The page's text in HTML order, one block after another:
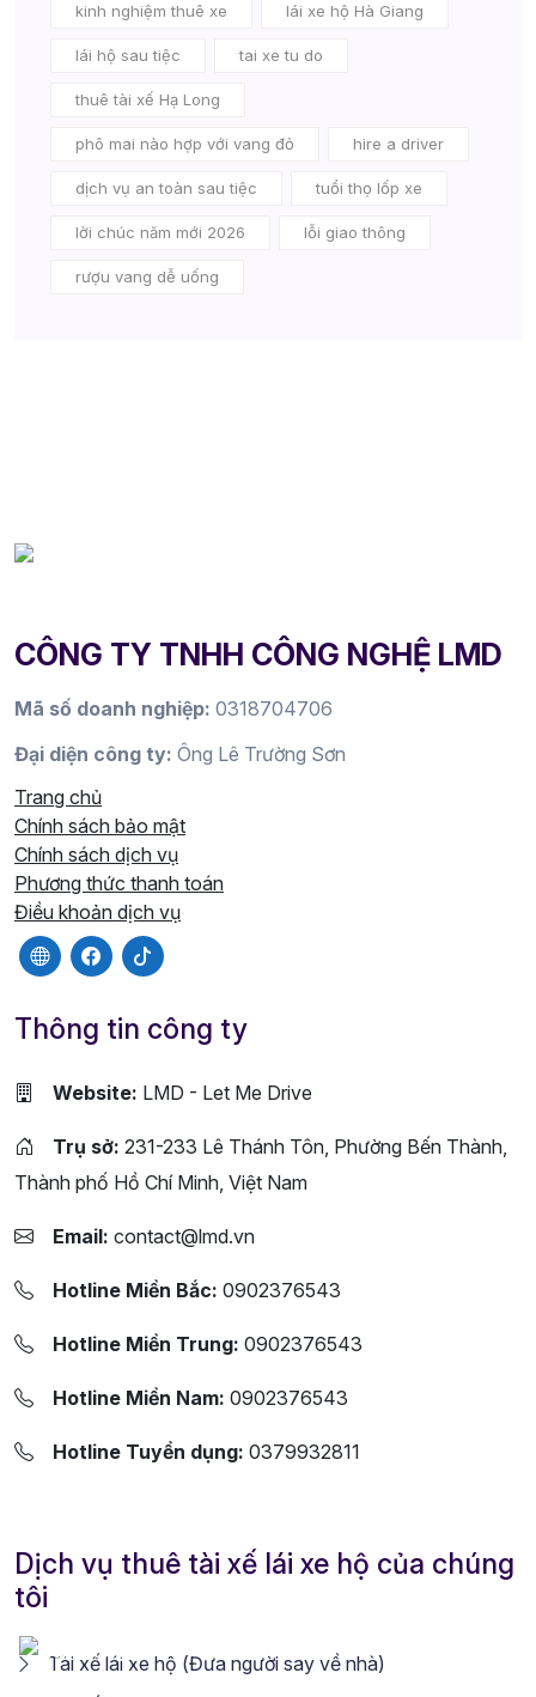
kinh nghiệm thuê xe lái xe hộ Hà Giang
lái hộ sau tiệc tai xe tu do
thuê tài xế Hạ Long
phô mai nào hợp với vang đỏ hire a driver
dịch vụ an toàn sau tiệc tuổi thọ lốp xe
lời chúc năm mới 2026 lỗi giao thông
rượu vang dễ uống
CÔNG TY TNHH CÔNG NGHỆ LMD
Mã số doanh nghiệp: 0318704706
Đại diện công ty: Ông Lê Trường Sơn
Trang chủ
Chính sách bảo mật
Chính sách dịch vụ
Phương thức thanh toán
Điều khoản dịch vụ
Thông tin công ty
Website: LMD - Let Me Drive
Trụ sở: 231-233 Lê Thánh Tôn, Phường Bến Thành,
Thành phố Hồ Chí Minh, Việt Nam
Email: contact@lmd.vn
Hotline Miền Bắc: 0902376543
Hotline Miền Trung: 0902376543
Hotline Miền Nam: 0902376543
Hotline Tuyển dụng: 0379932811
Dịch vụ thuê tài xế lái xe hộ của chúng
tôi
Tài xế lái xe hộ (Đưa người say về nhà)